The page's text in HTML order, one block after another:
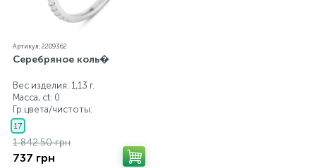
Артикул: 2209362
Серебряное коль�
Вес изделия: 1,13 г.
Масса, ct: 0
Гр.цвета/чистоты:
17
1 842.50 грн
737 грн